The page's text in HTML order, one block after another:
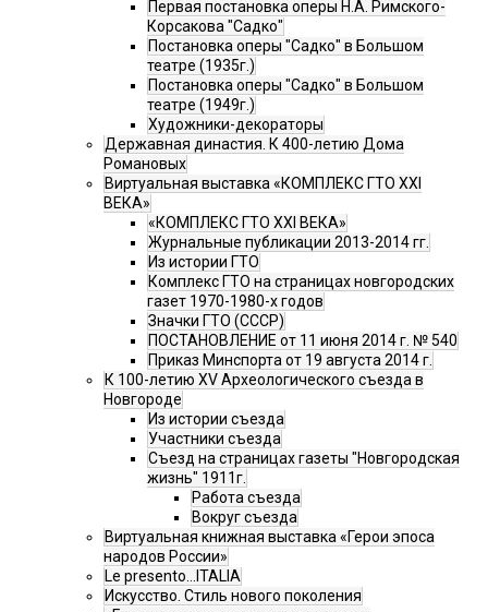
Первая постановка оперы Н.А. Римского-
Корсакова "Садко"
Постановка оперы "Садко" в Большом
театре (1935г.)
Постановка оперы "Садко" в Большом
театре (1949г.)
Художники-декораторы
Державная династия. К 400-летию Дома
Романовых
Виртуальная выставка «КОМПЛЕКС ГТО XXI
ВЕКА»
«КОМПЛЕКС ГТО XXI ВЕКА»
Журнальные публикации 2013-2014 гг.
Из истории ГТО
Комплекс ГТО на страницах новгородских
газет 1970-1980-х годов
Значки ГТО (СССР)
ПОСТАНОВЛЕНИЕ от 11 июня 2014 г. № 540
Приказ Минспорта от 19 августа 2014 г.
К 100-летию XV Археологического съезда в
Новгороде
Из истории съезда
Участники съезда
Cъезд на страницах газеты "Новгородская
жизнь" 1911г.
Работа съезда
Вокруг съезда
Виртуальная книжная выставка «Герои эпоса
народов России»
Le presento...ITALIA
Искусство. Стиль нового поколения